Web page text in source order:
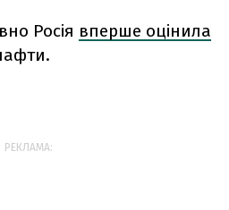
Росія вперше оцінила
РЕКЛАМА: